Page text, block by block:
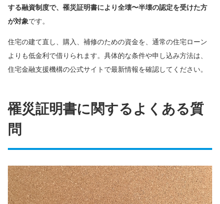
する融資制度で、罹災証明書により全壊〜半壊の認定を受けた方
が対象です。
住宅の建て直し、購入、補修のための資金を、通常の住宅ローン
よりも低金利で借りられます。具体的な条件や申し込み方法は、
住宅金融支援機構の公式サイトで最新情報を確認してください。
罹災証明書に関するよくある質
問